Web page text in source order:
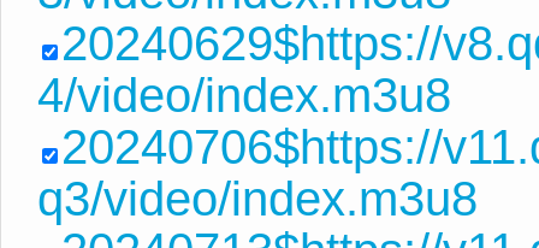
20240629$https://
4/video/index.m3u8
20240706$https://
q3/video/index.m3u8